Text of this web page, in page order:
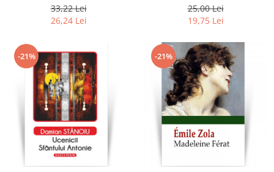
33,22 Lei
26,24 Lei
25,00 Lei
19,75 Lei
-21% -21%